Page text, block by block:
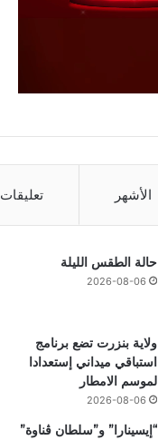
الأشهر تعليقات
حالة الطقس الليلة
2026-08-06
ولاية بنزرت تضع برنامج
استباقي ميداني إستعدادا
لموسم الامطار
2026-08-06
“إيسينارا” و”سلطان ڤناوة”